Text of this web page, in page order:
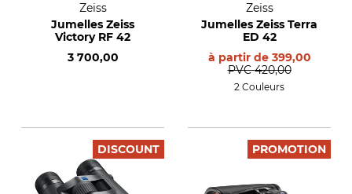
Zeiss
Jumelles Zeiss
Victory RF 42
3 700,00
Zeiss
Jumelles Zeiss Terra
ED 42
à partir de 399,00
PVC 420,00
2 Couleurs
DISCOUNT PROMOTION